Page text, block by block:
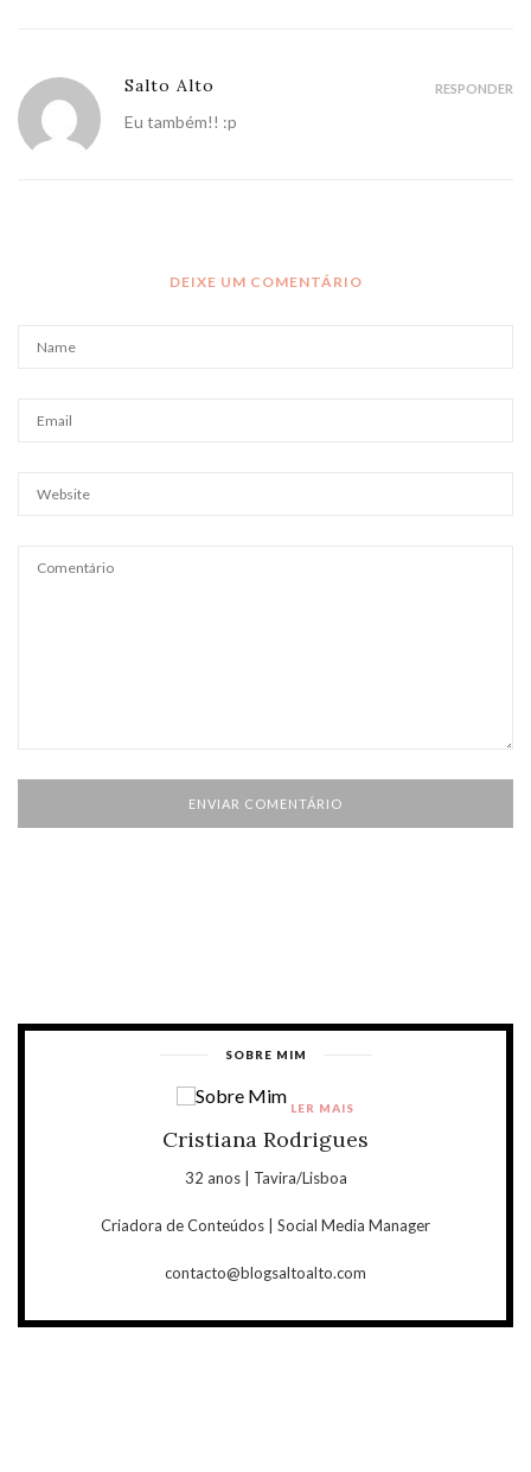
Salto Alto
Eu também!! :p
RESPONDER
DEIXE UM COMENTÁRIO
SOBRE MIM
Cristiana Rodrigues
32 anos | Tavira/Lisboa
Criadora de Conteúdos | Social Media Manager
contacto@blogsaltoalto.com
LER MAIS